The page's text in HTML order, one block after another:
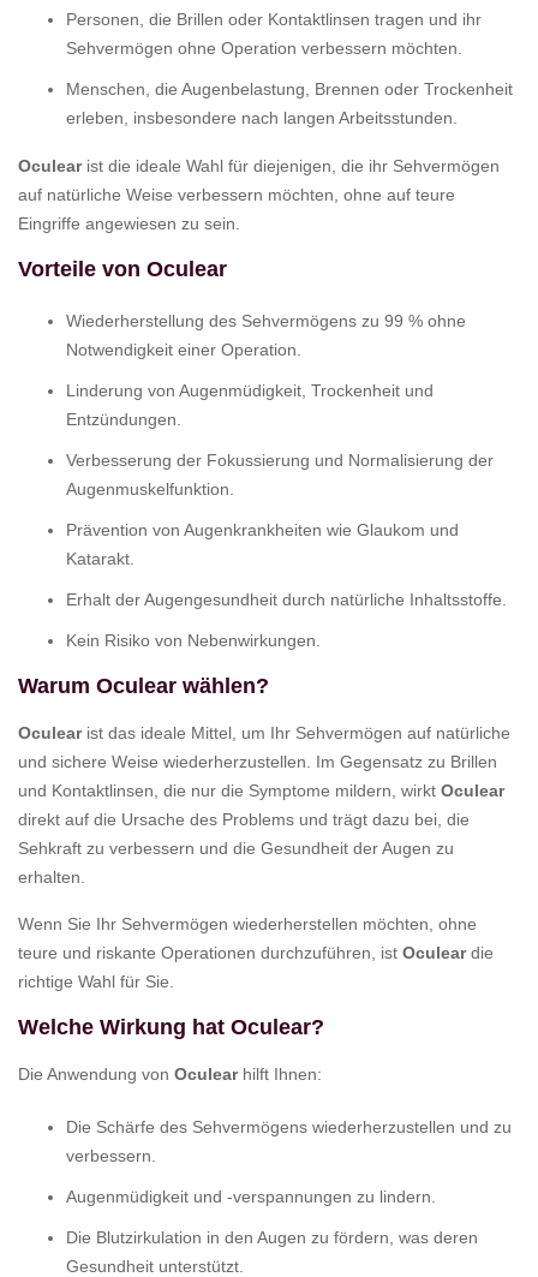
Personen, die Brillen oder Kontaktlinsen tragen und ihr
Sehvermögen ohne Operation verbessern möchten.
Menschen, die Augenbelastung, Brennen oder Trockenheit
erleben, insbesondere nach langen Arbeitsstunden.
Oculearist die ideale Wahl für diejenigen, die ihr Sehvermögen
auf natürliche Weise verbessern möchten, ohne auf teure
Eingriffe angewiesen zu sein.
Vorteile von Oculear
Wiederherstellung des Sehvermögens zu 99 % ohne
Notwendigkeit einer Operation.
Linderung von Augenmüdigkeit, Trockenheit und
Entzündungen.
Verbesserung der Fokussierung und Normalisierung der
Augenmuskelfunktion.
Prävention von Augenkrankheiten wie Glaukom und
Katarakt.
Erhalt der Augengesundheit durch natürliche Inhaltsstoffe.
Kein Risiko von Nebenwirkungen.
Warum Oculear wählen?
Oculearist das ideale Mittel, um Ihr Sehvermögen auf natürliche
und sichere Weise wiederherzustellen. Im Gegensatz zu Brillen
und Kontaktlinsen, die nur die Symptome mildern, wirkt Oculear
direkt auf die Ursache des Problems und trägt dazu bei, die
Sehkraft zu verbessern und die Gesundheit der Augen zu
erhalten.
Wenn Sie Ihr Sehvermögen wiederherstellen möchten, ohne
teure und riskante Operationen durchzuführen, ist Oculeardie
richtige Wahl für Sie.
Welche Wirkung hat Oculear?
Die Anwendung von Oculearhilft Ihnen:
Die Schärfe des Sehvermögens wiederherzustellen und zu
verbessern.
Augenmüdigkeit und -verspannungen zu lindern.
Die Blutzirkulation in den Augen zu fördern, was deren
Gesundheit unterstützt.